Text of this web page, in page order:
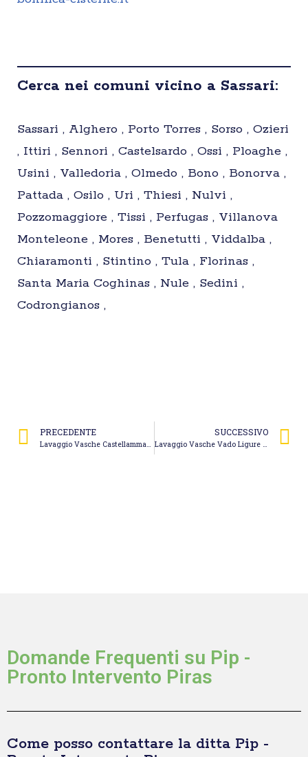
Cerca nei comuni vicino a Sassari:
Sassari , Alghero , Porto Torres , Sorso , Ozieri
, Ittiri , Sennori , Castelsardo , Ossi , Ploaghe ,
Usini , Valledoria , Olmedo , Bono , Bonorva ,
Pattada , Osilo , Uri , Thiesi , Nulvi ,
Pozzomaggiore , Tissi , Perfugas , Villanova
Monteleone , Mores , Benetutti , Viddalba ,
Chiaramonti , Stintino , Tula , Florinas ,
Santa Maria Coghinas , Nule , Sedini ,
Codrongianos ,
PRECEDENTE
Lavaggio Vasche Castellammare di Stabia – Gesam Ambiente
SUCCESSIVO
Lavaggio Vasche Vado Ligure – Impresa Bovero
Domande Frequenti su Pip -
Pronto Intervento Piras
Come posso contattare la ditta Pip -